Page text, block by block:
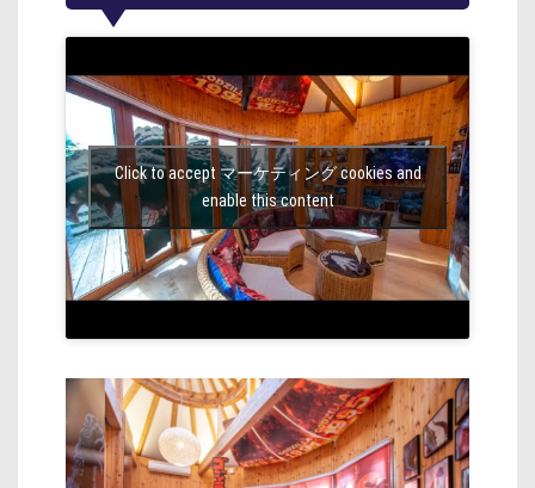
Click to accept マーケティング cookies and
enable this content